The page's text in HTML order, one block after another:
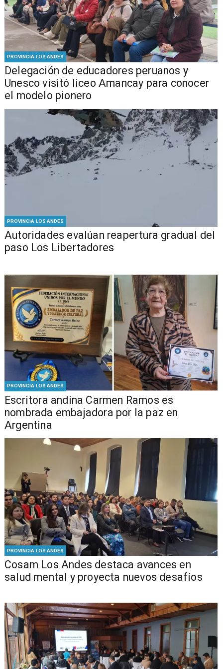
PROVINCIA LOS ANDES
Delegación de educadores peruanos y
Unesco visitó liceo Amancay para conocer
el modelo pionero
PROVINCIA LOS ANDES
​​Autoridades evalúan reapertura gradual del
paso Los Libertadores
PROVINCIA LOS ANDES
Escritora andina Carmen Ramos es
nombrada embajadora por la paz en
Argentina
PROVINCIA LOS ANDES
Cosam Los Andes destaca avances en
salud mental y proyecta nuevos desafíos